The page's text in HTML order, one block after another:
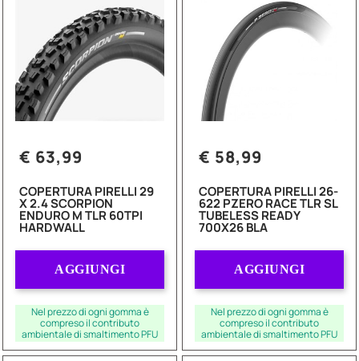
€ 63,99
COPERTURA PIRELLI 29
X 2.4 SCORPION
ENDURO M TLR 60TPI
HARDWALL
AGGIUNGI
Nel prezzo di ogni gomma è
compreso il contributo
ambientale di smaltimento PFU
€ 58,99
COPERTURA PIRELLI 26-
622 PZERO RACE TLR SL
TUBELESS READY
700X26 BLA
AGGIUNGI
Nel prezzo di ogni gomma è
compreso il contributo
ambientale di smaltimento PFU